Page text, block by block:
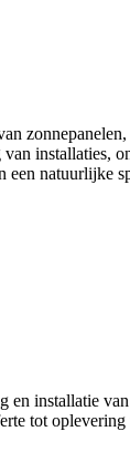
installatie
tot